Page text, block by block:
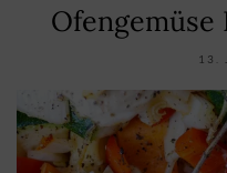
Ofengemüse
13.